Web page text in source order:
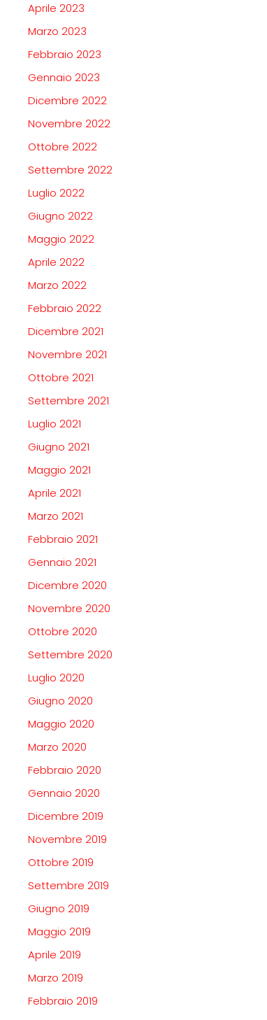
Aprile 2023
Marzo 2023
Febbraio 2023
Gennaio 2023
Dicembre 2022
Novembre 2022
Ottobre 2022
Settembre 2022
Luglio 2022
Giugno 2022
Maggio 2022
Aprile 2022
Marzo 2022
Febbraio 2022
Dicembre 2021
Novembre 2021
Ottobre 2021
Settembre 2021
Luglio 2021
Giugno 2021
Maggio 2021
Aprile 2021
Marzo 2021
Febbraio 2021
Gennaio 2021
Dicembre 2020
Novembre 2020
Ottobre 2020
Settembre 2020
Luglio 2020
Giugno 2020
Maggio 2020
Marzo 2020
Febbraio 2020
Gennaio 2020
Dicembre 2019
Novembre 2019
Ottobre 2019
Settembre 2019
Giugno 2019
Maggio 2019
Aprile 2019
Marzo 2019
Febbraio 2019